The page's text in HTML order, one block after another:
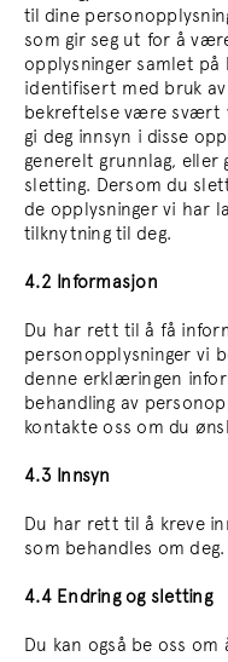
til dine
som gir seg ut for å
opplysninger samlet
identifisert med bruk
bekreftelse være svært
gi deg innsyn i disse
generelt grunnlag,
sletting. Dersom du
de opplysninger vi har
tilknytning til deg.
4.2 Informasjon
Du har rett til å få
personopplysninger vi
denne erklæringen
behandling av
kontakte oss om du
4.3 Innsyn
Du har rett til å kreve
som behandles om deg.
4.4 Endring og sletting
Du kan også be oss